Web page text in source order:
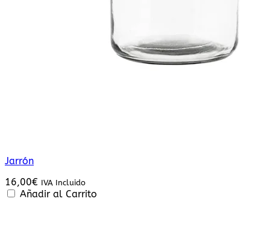
Jarrón
16,00€ IVA Incluido
Añadir al Carrito